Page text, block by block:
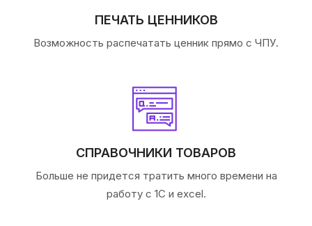
ПЕЧАТЬ ЦЕННИКОВ
Возможность распечатать ценник прямо с ЧПУ.
СПРАВОЧНИКИ ТОВАРОВ
Больше не придется тратить много времени на
работу с 1С и excel.